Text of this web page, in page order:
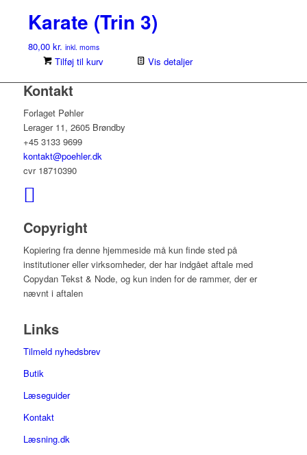
Karate (Trin 3)
80,00 kr. inkl. moms
Tilføj til kurv Vis detaljer
Kontakt
Forlaget Pøhler
Lerager 11, 2605 Brøndby
+45 3133 9699
kontakt@poehler.dk
cvr 18710390
Copyright
Kopiering fra denne hjemmeside må kun finde sted på
institutioner eller virksomheder, der har indgået aftale med
Copydan Tekst & Node, og kun inden for de rammer, der er
nævnt i aftalen
Links
Tilmeld nyhedsbrev
Butik
Læseguider
Kontakt
Læsning.dk